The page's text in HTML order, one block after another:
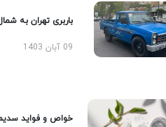
باربری تهران به
09 آبان 1403
خواص و فواید سدیم